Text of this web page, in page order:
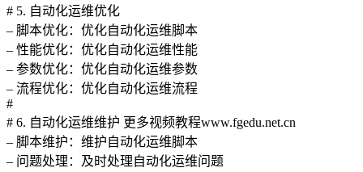
# 5. 自动化运维优化
– 脚本优化：优化自动化运维脚本
– 性能优化：优化自动化运维性能
– 参数优化：优化自动化运维参数
– 流程优化：优化自动化运维流程
#
# 6. 自动化运维维护 更多视频教程www.fgedu.net.cn
– 脚本维护：维护自动化运维脚本
– 问题处理：及时处理自动化运维问题